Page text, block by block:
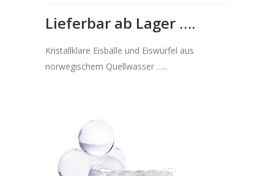
Lieferbar ab Lager ….
Kristallklare Eisbälle und Eiswürfel aus
norwegischem Quellwasser …..